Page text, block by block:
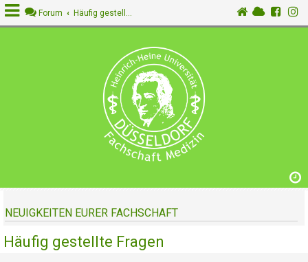
R
g
Forum Häufig gestellte Fragen
NEUIGKEITEN EURER FACHSCHAFT
Häufig gestellte Fragen